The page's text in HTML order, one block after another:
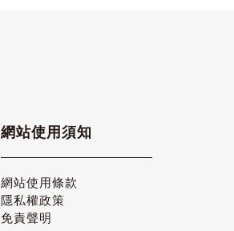
網站使用須知
網站使用條款
隱私權政策
免責聲明